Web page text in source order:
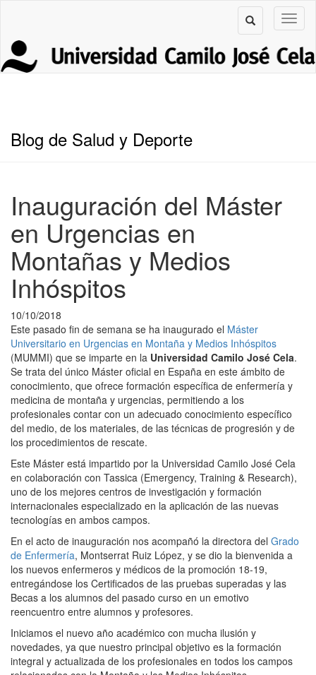
Blog de Salud y Deporte
Inauguración del Máster
en Urgencias en
Montañas y Medios
Inhóspitos
10/10/2018
Este pasado fin de semana se ha inaugurado el Máster
Universitario en Urgencias en Montaña y Medios Inhóspitos
(MUMMI) que se imparte en la Universidad Camilo José Cela.
Se trata del único Máster oficial en España en este ámbito de
conocimiento, que ofrece formación específica de enfermería y
medicina de montaña y urgencias, permitiendo a los
profesionales contar con un adecuado conocimiento específico
del medio, de los materiales, de las técnicas de progresión y de
los procedimientos de rescate.
Este Máster está impartido por la Universidad Camilo José Cela
en colaboración con Tassica (Emergency, Training & Research),
uno de los mejores centros de investigación y formación
internacionales especializado en la aplicación de las nuevas
tecnologías en ambos campos.
En el acto de inauguración nos acompañó la directora del Grado
de Enfermería, Montserrat Ruiz López, y se dio la bienvenida a
los nuevos enfermeros y médicos de la promoción 18-19,
entregándose los Certificados de las pruebas superadas y las
Becas a los alumnos del pasado curso en un emotivo
reencuentro entre alumnos y profesores.
Iniciamos el nuevo año académico con mucha ilusión y
novedades, ya que nuestro principal objetivo es la formación
integral y actualizada de los profesionales en todos los campos